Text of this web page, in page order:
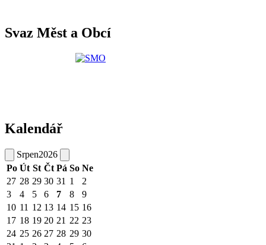
Svaz Měst a Obcí
Kalendář
Srpen2026
Po Út St Čt Pá So Ne
27 28 29 30 31 1
2
3
4 5 6 7 8
9
10 11 12 13 14 15 16
17 18 19 20 21 22 23
24 25 26 27 28 29 30